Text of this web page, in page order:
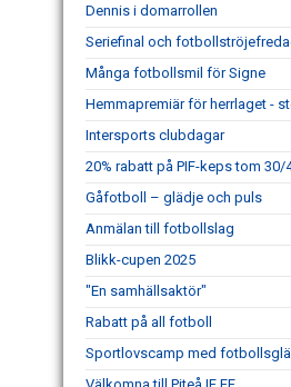
Dennis i domarrollen
Seriefinal och
Många fotbollsmil för Signe
Hemmapremiär för herrlaget -
Intersports clubdagar
20% rabatt på PIF-keps tom 30/
Gåfotboll – glädje och puls
Anmälan till fotbollslag
Blikk-cupen 2025
"En samhällsaktör"
Rabatt på all fotboll
Sportlovscamp med